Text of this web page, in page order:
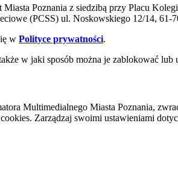
Poznania z siedzibą przy Placu
(PCSS) ul. Noskowskiego 12/14, 61-
w Polityce prywatności.
w jaki sposób można je zablokować lub
Multimedialnego Miasta Poznania,
Zarządzaj swoimi ustawieniami